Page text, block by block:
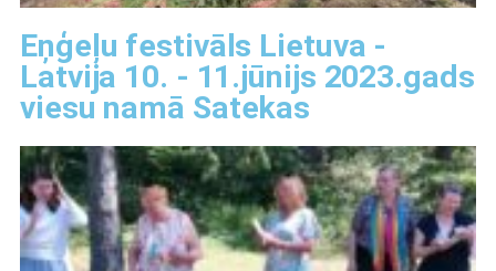
Eņģeļu festivāls Lietuva -
Latvija 10. - 11.jūnijs 2023.gads
viesu namā Satekas